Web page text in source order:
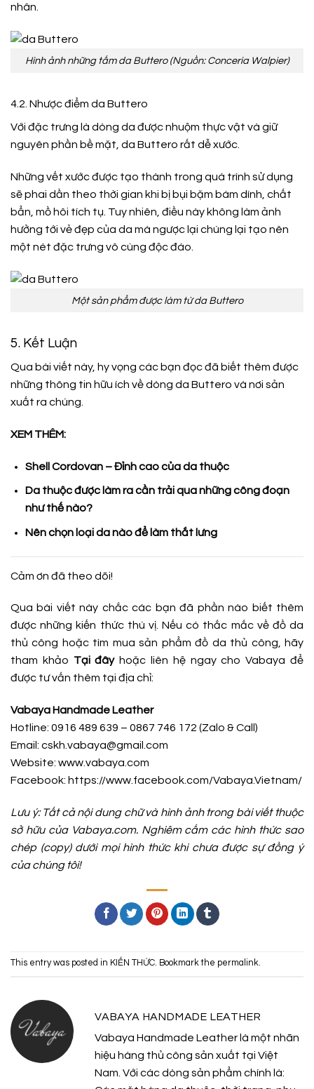
nhân.
Hình ảnh những tấm da Buttero (Nguồn: Conceria Walpier)
4.2. Nhược điểm da Buttero
Với đặc trưng là dòng da được nhuộm thực vật và giữ
nguyên phần bề mặt, da Buttero rất dễ xước.
Những vết xước được tạo thành trong quá trình sử dụng
sẽ phai dần theo thời gian khi bị bụi bặm bám dính, chất
bẩn, mồ hôi tích tụ. Tuy nhiên, điều này không làm ảnh
hưởng tới vẻ đẹp của da mà ngược lại chúng lại tạo nên
một nét đặc trưng vô cùng độc đáo.
Một sản phẩm được làm từ da Buttero
5. Kết Luận
Qua bài viết này, hy vọng các bạn đọc đã biết thêm được
những thông tin hữu ích về dòng da Buttero và nơi sản
xuất ra chúng.
XEM THÊM:
Shell Cordovan – Đỉnh cao của da thuộc
Da thuộc được làm ra cần trải qua những công đoạn
như thế nào?
Nên chọn loại da nào để làm thắt lưng
Cảm ơn đã theo dõi!
Qua bài viết này chắc các bạn đã phần nào biết thêm
được những kiến thức thú vị. Nếu có thắc mắc về đồ da
thủ công hoặc tìm mua sản phẩm đồ da thủ công, hãy
tham khảo Tại đâyhoặc liên hệ ngay cho Vabaya để
được tư vấn thêm tại địa chỉ:
Vabaya Handmade Leather
Hotline: 0916 489 639 – 0867 746 172 (Zalo & Call)
Email: cskh.vabaya@gmail.com
Website: www.vabaya.com
Facebook: https://www.facebook.com/Vabaya.Vietnam/
Lưu ý: Tất cả nội dung chữ và hình ảnh trong bài viết thuộc
sở hữu của Vabaya.com. Nghiêm cấm các hình thức sao
chép (copy) dưới mọi hình thức khi chưa được sự đồng ý
của chúng tôi!
This entry was posted in KIẾN THỨC. Bookmark the permalink.
VABAYA HANDMADE LEATHER
Vabaya Handmade Leather là một nhãn
hiệu hàng thủ công sản xuất tại Việt
Nam. Với các dòng sản phẩm chính là: